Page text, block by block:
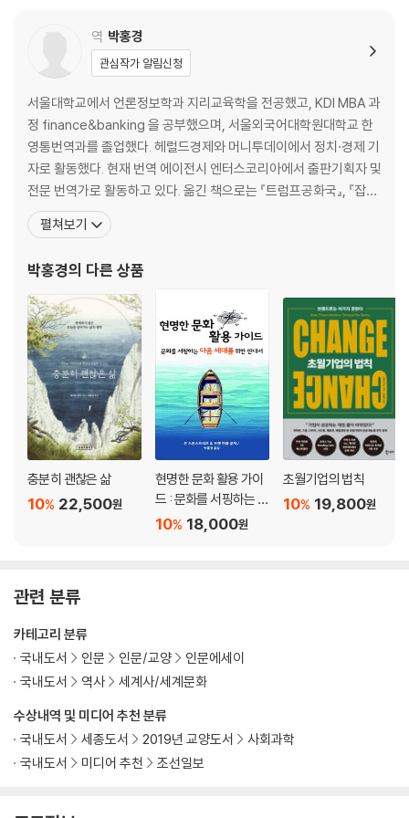
역 박홍경
관심작가 알림신청
서울대학교에서 언론정보학과 지리교육학을 전공했고, KDI MBA 과
정 finance&banking 을 공부했으며, 서울외국어대학원대학교 한
영통번역과를 졸업했다. 헤럴드경제와 머니투데이에서 정치·경제 기
자로 활동했다. 현재 번역 에이전시 엔터스코리아에서 출판기획자 및
전문 번역가로 활동하고 있다. 옮긴 책으로는 『트럼프공화국』, 『잡담
의 인문학』, 『아프리카, 중국의 두 번째 대륙』, 『7가지 결정적 사건을
통해 본 자유의 역사』, 『세상의 모든 지도 더 맵』, 『압축세계사』, 『긍
돌을 던지다(공역)』
펼쳐보기
박홍경의 다른 상품
충분히 괜찮은 삶
22,500원
10%
현명한 문화 활용 가이
드 : 문화를 서핑하는 다
음 세대를 위한 안내서
18,000원
10%
초월기업의 법칙
19,800원
10%
관련 분류
수상내역 및 미디어 추천 분류
국내도서
세종도서 2019년 교양도서
사회과학
국내도서
미디어 추천 조선일보
카테고리 분류
국내도서
인문 인문/교양
인문에세이
국내도서
역사 세계사/세계문화